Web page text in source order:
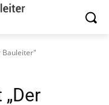
Bauleiter"